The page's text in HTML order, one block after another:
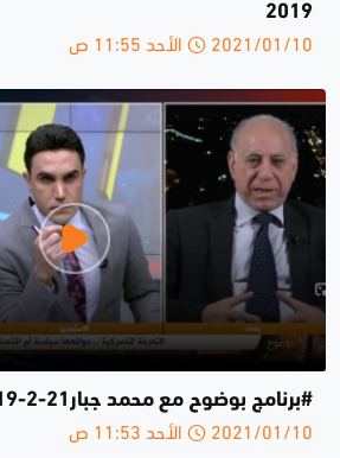
2019
2021/01/10 الأحد 11:55 ص
#برنامج بوضوح مع محمد جبار21-2-2019
2021/01/10 الأحد 11:53 ص